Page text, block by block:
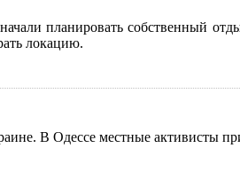
планировать собственный
локацию.
В Одессе местные активисты